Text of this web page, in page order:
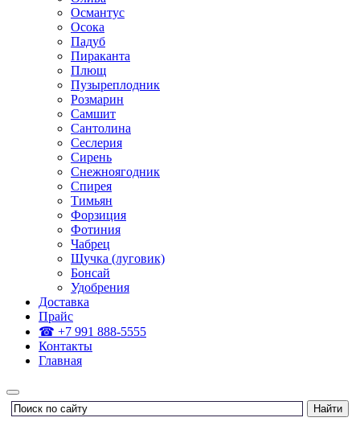
Османтус
Осока
Падуб
Пираканта
Плющ
Пузыреплодник
Розмарин
Самшит
Сантолина
Сеслерия
Сирень
Снежноягодник
Спирея
Тимьян
Форзиция
Фотиния
Чабрец
Щучка (луговик)
Бонсай
Удобрения
Доставка
Прайс
☎ +7 991 888-5555
Контакты
Главная